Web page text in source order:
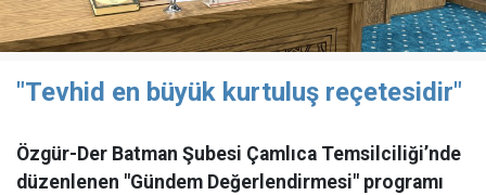
"Tevhid en büyük kurtuluş reçetesidir"
Özgür-Der Batman Şubesi Çamlıca Temsilciliği’nde
düzenlenen "Gündem Değerlendirmesi" programı